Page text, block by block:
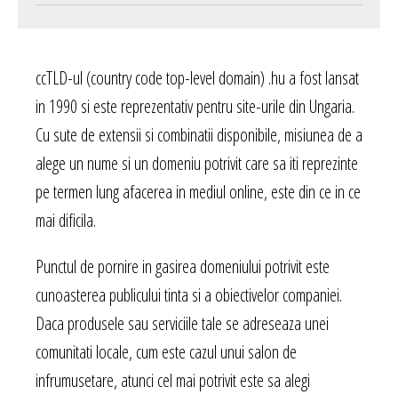
ccTLD-ul (country code top-level domain) .hu a fost lansat
in 1990 si este reprezentativ pentru site-urile din Ungaria.
Cu sute de extensii si combinatii disponibile, misiunea de a
alege un nume si un domeniu potrivit care sa iti reprezinte
pe termen lung afacerea in mediul online, este din ce in ce
mai dificila.
Punctul de pornire in gasirea domeniului potrivit este
cunoasterea publicului tinta si a obiectivelor companiei.
Daca produsele sau serviciile tale se adreseaza unei
comunitati locale, cum este cazul unui salon de
infrumusetare, atunci cel mai potrivit este sa alegi